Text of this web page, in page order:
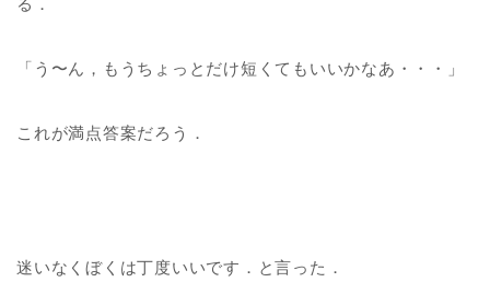
る．
「う〜ん，もうちょっとだけ短くてもいいかなあ・・・」
これが満点答案だろう．
迷いなくぼくは丁度いいです．と言った．